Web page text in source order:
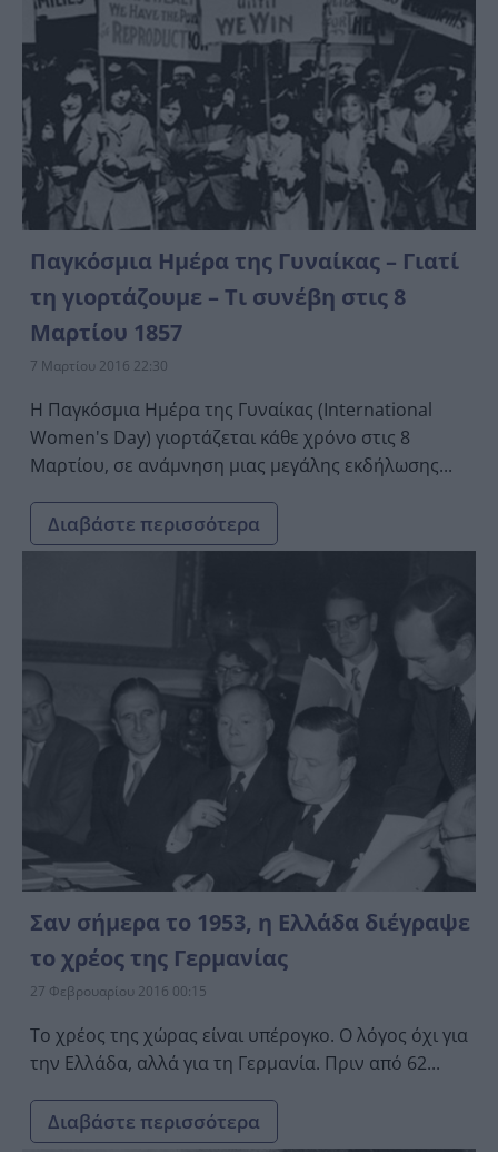
Παγκόσμια Ημέρα της Γυναίκας – Γιατί
τη γιορτάζουμε – Τι συνέβη στις 8
Μαρτίου 1857
7 Μαρτίου 2016 22:30
Η Παγκόσμια Ημέρα της Γυναίκας (International
Women's Day) γιορτάζεται κάθε χρόνο στις 8
Μαρτίου, σε ανάμνηση μιας μεγάλης εκδήλωσης...
Διαβάστε περισσότερα
Σαν σήμερα το 1953, η Ελλάδα διέγραψε
το χρέος της Γερμανίας
27 Φεβρουαρίου 2016 00:15
Το χρέος της χώρας είναι υπέρογκο. Ο λόγος όχι για
την Ελλάδα, αλλά για τη Γερμανία. Πριν από 62...
Διαβάστε περισσότερα